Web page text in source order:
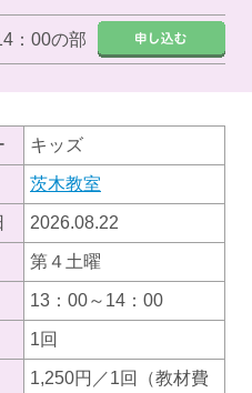
：00の部
キッズ
茨木教室
2026.08.22
第４土曜
13：00～14：00
1回
1,250円／1回（教材費